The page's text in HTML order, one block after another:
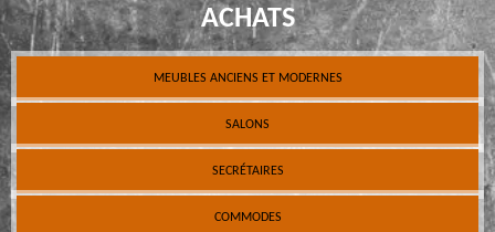
ACHATS
MEUBLES ANCIENS ET MODERNES
SALONS
SECRÉTAIRES
COMMODES